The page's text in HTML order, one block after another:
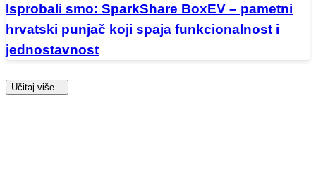
Isprobali smo: SparkShare BoxEV – pametni
hrvatski punjač koji spaja funkcionalnost i
jednostavnost
Učitaj više...